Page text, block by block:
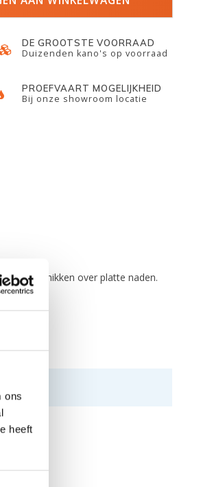
ons
heeft
DE GROOTSTE VOORRAAD
Duizenden kano's op voorraad
PROEFVAART MOGELIJKHEID
Bij onze showroom locatie
en beschikken over platte naden.